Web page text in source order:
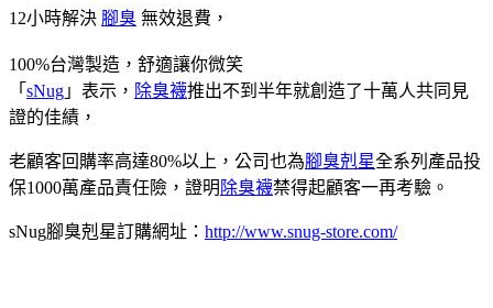
12小時解決 腳臭 無效退費，
100%台灣製造，舒適讓你微笑
「 sNug 」表示， 除臭襪推出不到半年就創造了十萬人共同見
證的佳績，
老顧客回購率高達80%以上，公司也為腳臭剋星全系列產品投
保1000萬產品責任險，證明 除臭襪禁得起顧客一再考驗。
sNug腳臭剋星訂購網址： http://www.snug-store.com/